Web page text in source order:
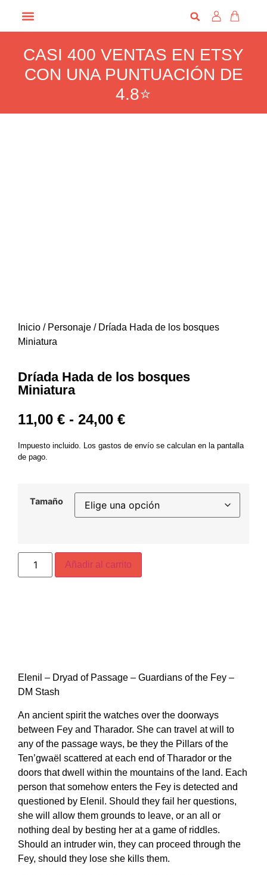
CASI 400 VENTAS EN ETSY
CON UNA PUNTUACIÓN DE
4.8⭐
Inicio / Personaje / Dríada Hada de los bosques
Miniatura
Dríada Hada de los bosques
Miniatura
11,00 € - 24,00 €
Impuesto incluido. Los gastos de envío se calculan en la pantalla
de pago.
Tamaño
Añadir al carrito
Elenil – Dryad of Passage – Guardians of the Fey –
DM Stash
An ancient spirit the watches over the doorways
between Fey and Tharador. She can travel at will to
any of the passage ways, be they the Pillars of the
Ten’gwaël scattered at each end of Tharador or the
doors that dwell within the mountains of the land. Each
person that somehow enters the Fey is detected and
questioned by Elenil. Should they fail her questions,
she will allow them grounds to leave, or an all or
nothing deal by besting her at a game of riddles.
Should an intruder win, they can proceed through the
Fey, should they lose she kills them.